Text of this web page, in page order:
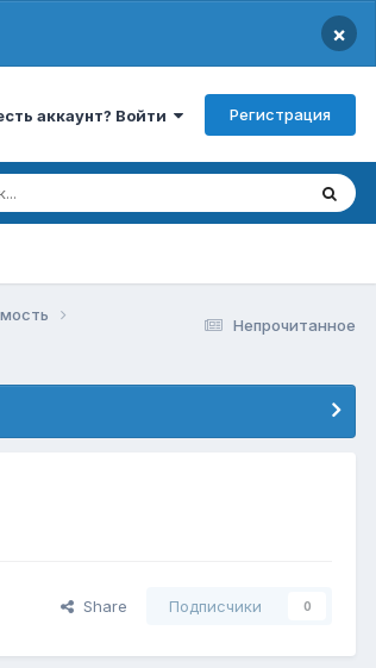
×
аккаунт? Войти Регистрация
Непрочитанное
Share Подписчики 0